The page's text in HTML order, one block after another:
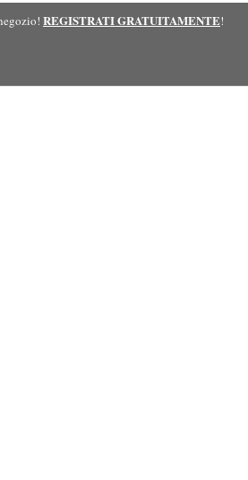
REGISTRATI GRATUITAMENTE!